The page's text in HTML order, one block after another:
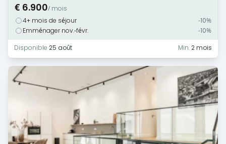
€ 6.900/ mois
4+ mois de séjour
-10%
Emménager nov.-févr.
-10%
Disponible 25 août Min.2 mois